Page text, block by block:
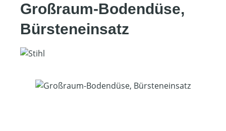
Großraum-Bodendüse,
Bürsteneinsatz
Bildergalerie überspringen